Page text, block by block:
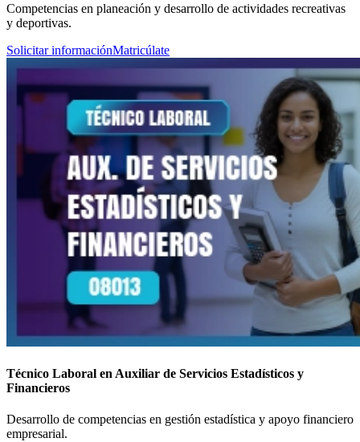
Competencias en planeación y desarrollo de actividades recreativas
y deportivas.
Solicitar informaciónMatricúlate
Técnico Laboral en Auxiliar de Servicios Estadísticos y
Financieros
Desarrollo de competencias en gestión estadística y apoyo financiero
empresarial.